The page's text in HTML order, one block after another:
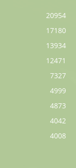
20954
17180
13934
12471
7327
4999
4873
4042
4008